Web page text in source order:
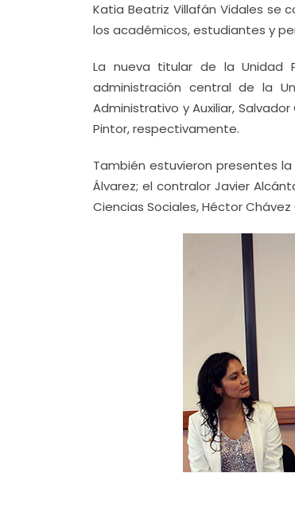
Katia Beatriz Villafán Vidales se
los académicos, estudiantes y
La nueva titular de la Unidad
administración central de la
Administrativo y Auxiliar,
Pintor, respectivamente.
También estuvieron presentes
Álvarez; el contralor Javier
Ciencias Sociales, Héctor